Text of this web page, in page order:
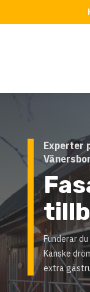
Experter
Funderar
Kanske
extra